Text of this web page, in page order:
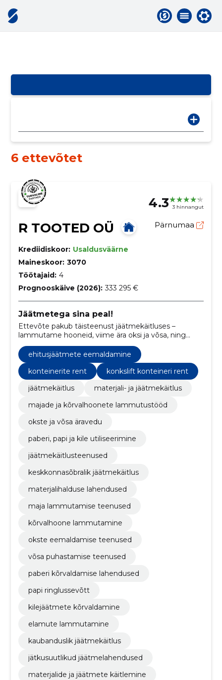
6 ettevõtet
4.3 3 hinnangut
R TOOTED OÜ Pärnumaa
Krediidiskoor: Usaldusväärne
Maineskoor: 3070
Töötajaid: 4
Prognooskäive (2026): 333 295 €
Jäätmetega sina peal!
Ettevõte pakub täisteenust jäätmekäitluses –
lammutame hooneid, viime ära oksi ja võsa, ning
suuname materjalid taaskasutusse. Tõhusad,
keskkonnasõbralikud ja professionaalsed lahendused.
ehitusjäätmete eemaldamine
konteinerite rent
konkslift konteineri rent
jäätmekäitlus
materjali- ja jäätmekäitlus
majade ja kõrvalhoonete lammutustööd
okste ja võsa äravedu
paberi, papi ja kile utiliseerimine
jäätmekäitlusteenused
keskkonnasõbralik jäätmekäitlus
materjalihalduse lahendused
maja lammutamise teenused
kõrvalhoone lammutamine
okste eemaldamise teenused
võsa puhastamise teenused
paberi kõrvaldamise lahendused
papi ringlussevõtt
kilejäätmete kõrvaldamine
elamute lammutamine
kaubanduslik jäätmekäitlus
jätkusuutlikud jäätmelahendused
materjalide ja jäätmete käitlemine